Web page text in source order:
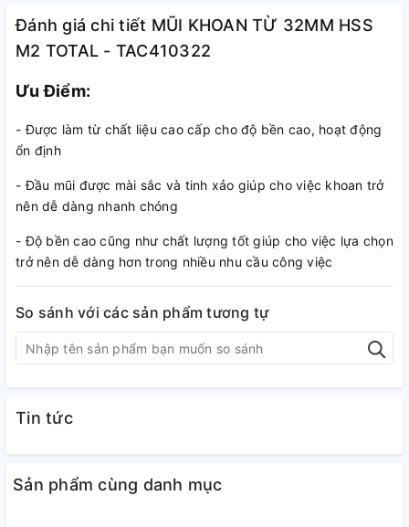
Đánh giá chi tiết MŨI KHOAN TỪ 32MM HSS
M2 TOTAL - TAC410322
Ưu Điểm:
- Được làm từ chất liệu cao cấp cho độ bền cao, hoạt động
ổn định
- Đầu mũi được mài sắc và tinh xảo giúp cho việc khoan trở
nên dễ dàng nhanh chóng
- Độ bền cao cũng như chất lượng tốt giúp cho việc lựa chọn
trở nên dễ dàng hơn trong nhiều nhu cầu công việc
So sánh với các sản phẩm tương tự
Tin tức
Sản phẩm cùng danh mục